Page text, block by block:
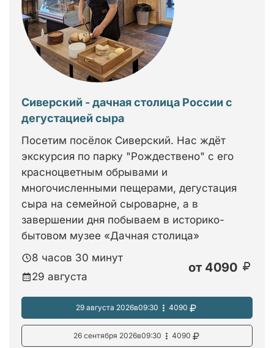
Сиверский - дачная столица России с
дегустацией сыра
Посетим посёлок Сиверский. Нас ждёт
экскурсия по парку "Рождествено" с его
красноцветным обрывами и
многочисленными пещерами, дегустация
сыра на семейной сыроварне, а в
завершении дня побываем в историко-
бытовом музее «Дачная столица»
8 часов 30 минут
29 августа
от 4090
29 августа 2026в09:30 4090
26 сентября 2026в09:30 4090